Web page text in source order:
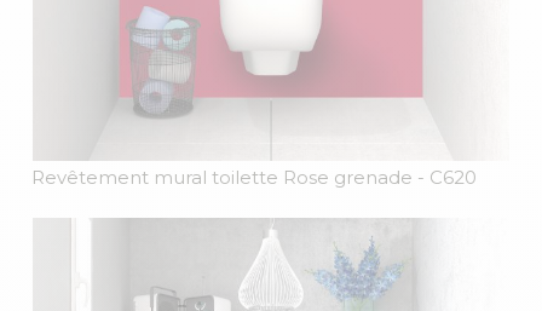
Revêtement mural toilette Rose grenade - C620